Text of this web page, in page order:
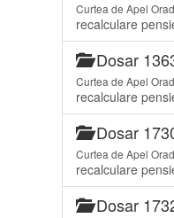
Curtea de Apel
recalculare
Dosar
Curtea de Apel
recalculare
Dosar
Curtea de Apel
recalculare
Dosar